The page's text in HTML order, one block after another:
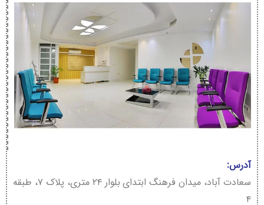
آدرس:
سعادت آباد، میدان فرهنگ ابتدای بلوار ۲۴ متری، پلاک ۷، طبقه
۴